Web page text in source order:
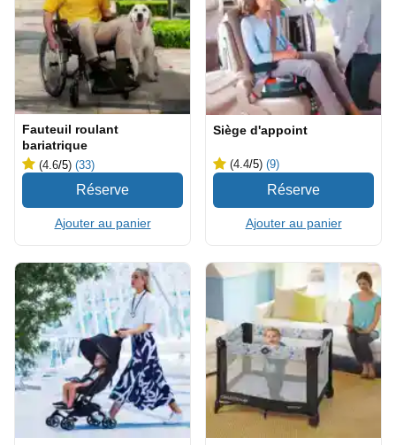
Fauteuil roulant
bariatrique
(4.6/5) (33)
Ajouter au panier
Siège d'appoint
(4.4/5) (9)
Ajouter au panier